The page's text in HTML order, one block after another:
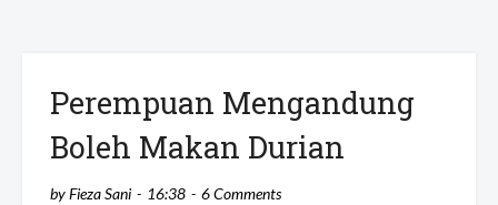
Perempuan Mengandung
Boleh Makan Durian
byFieza Sani 16:38 6 Comments